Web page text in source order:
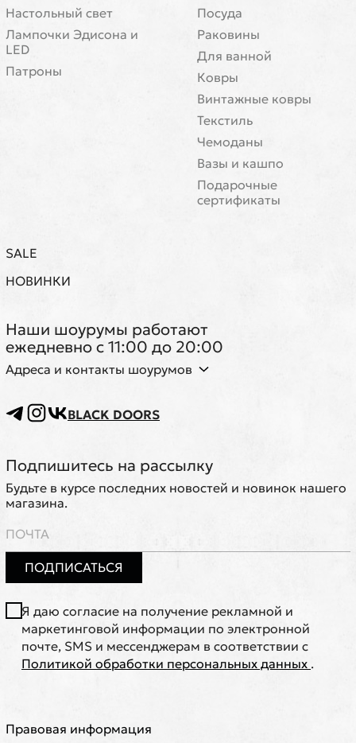
Настольный свет
Лампочки Эдисона и
LED
Патроны
Посуда
Раковины
Для ванной
Ковры
Винтажные ковры
Текстиль
Чемоданы
Вазы и кашпо
Подарочные
сертификаты
SALE
НОВИНКИ
Наши шоурумы работают
ежедневно с 11:00 до 20:00
Адреса и контакты шоурумов
BLACK DOORS
Подпишитесь на рассылку
Будьте в курсе последних новостей и новинок нашего
магазина.
ПОДПИСАТЬСЯ
Я даю согласие на получение рекламной и
маркетинговой информации по электронной
почте, SMS и мессенджерам в соответствии с
Политикой обработки персональных данных .
Правовая информация